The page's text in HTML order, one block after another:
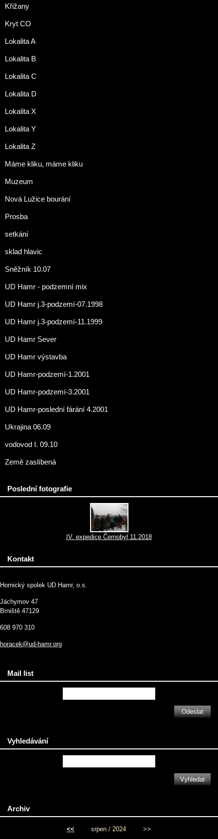
Křižany
Kryt CO
Lokalita A
Lokalita B
Lokalita C
Lokalita D
Lokalita X
Lokalita Y
Lokalita Z
Máme kliku, máme kliku
Muzeum
Nová Lužice bourání
Prosba
setkání
sklad hlavic
Sněžník 10.07
UD Hamr - podzemní mix
UD Hamr j.3-podzemí-07.1998
UD Hamr j.3-podzemí-11.1999
UD Hamr Sever
UD Hamr výstavba
UD Hamr-podzemí-1.2001
UD Hamr-podzemí-3.2001
UD Hamr-poslední fárání 4.2001
Ukrajina 06.09
vodovod I. 09.10
Země zaslíbená
Poslední fotografie
IV. expedice Černobyl 11.2018
Kontakt
Hornický spolek UD Hamr, o.s.
Jáchymov 47
Brniště 47129
608 970 310
horacek@ud-hamr.org
Mail list
Vyhledávání
Archiv
<< srpen / 2024 >>